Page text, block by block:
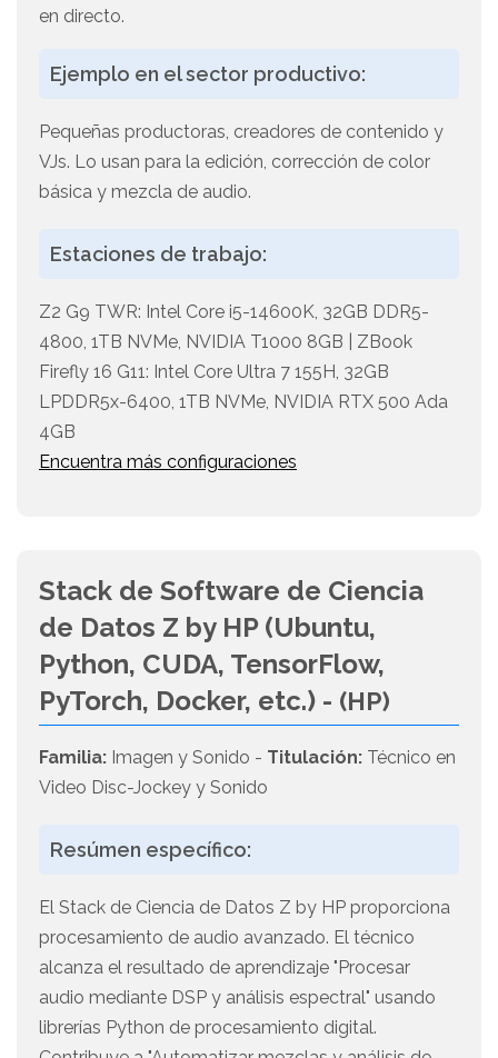
en directo.
Ejemplo en el sector productivo:
Pequeñas productoras, creadores de contenido y
VJs. Lo usan para la edición, corrección de color
básica y mezcla de audio.
Estaciones de trabajo:
Z2 G9 TWR: Intel Core i5-14600K, 32GB DDR5-
4800, 1TB NVMe, NVIDIA T1000 8GB | ZBook
Firefly 16 G11: Intel Core Ultra 7 155H, 32GB
LPDDR5x-6400, 1TB NVMe, NVIDIA RTX 500 Ada
4GB
Encuentra más configuraciones
Stack de Software de Ciencia
de Datos Z by HP (Ubuntu,
Python, CUDA, TensorFlow,
PyTorch, Docker, etc.) - (HP)
Familia: Imagen y Sonido - Titulación: Técnico en
Video Disc-Jockey y Sonido
Resúmen específico:
El Stack de Ciencia de Datos Z by HP proporciona
procesamiento de audio avanzado. El técnico
alcanza el resultado de aprendizaje "Procesar
audio mediante DSP y análisis espectral" usando
librerías Python de procesamiento digital.